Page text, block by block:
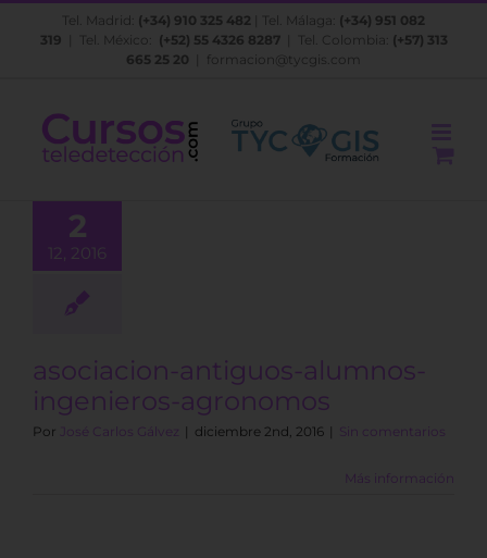
Saltar
Tel. Madrid: (+34) 910 325 482 | Tel. Málaga: (+34) 951 082
319 | Tel. México: (+52) 55 4326 8287| Tel. Colombia: (+57) 313
665 25 20
formacion@tycgis.com
2
12, 2016
asociacion-antiguos-alumnos-
ingenieros-agronomos
Por José Carlos Gálvez | diciembre 2nd, 2016 | Sin comentarios
Más información